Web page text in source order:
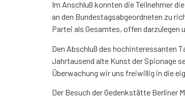
Im Anschluß konnten die Teilnehmer
an den Bundestagsabgeordneten zu
Partei als Gesamtes, offen
Den Abschluß des hochinteressanten
Jahrtausend alte Kunst der Spionage
Überwachung wir uns freiwillig in die
Der Besuch der Gedenkstätte Berliner